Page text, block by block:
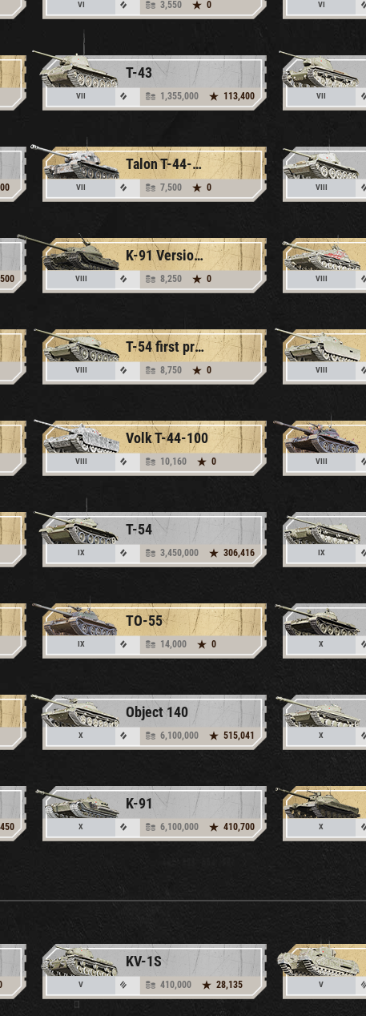
VI 3,550 0 VI
T-43
VII 1,355,000 113,400 VII
Talon T-44-122
VII 7,500 0 VIII
K-91 Version II
VIII 8,250 0 VIII
T-54 first prototype
VIII 8,750 0 VIII
Volk T-44-100
VIII 10,160 0 VIII
T-54
IX 3,450,000 306,416 IX
TO-55
IX 14,000 0 X
Object 140
X 6,100,000 515,041 X
K-91
X 6,100,000 410,700 X
KV-1S
V 410,000 28,135 V